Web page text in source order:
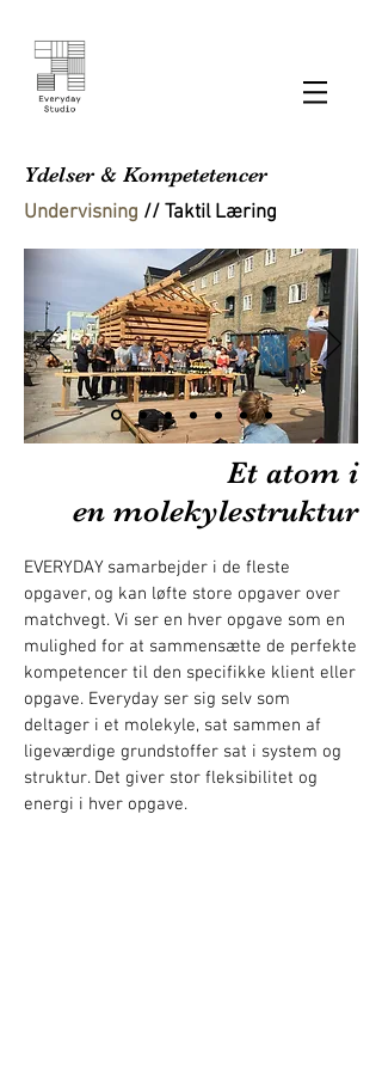
Ydelser & Kompetetencer
Undervisning // Taktil Læring
Et atom i
en molekylestruktur
EVERYDAY samarbejder i de fleste
opgaver, og kan løfte store opgaver over
matchvegt. Vi ser en hver opgave som en
mulighed for at sammensætte de perfekte
kompetencer til den specifikke klient eller
opgave. Everyday ser sig selv som
deltager i et molekyle, sat sammen af
ligeværdige grundstoffer sat i system og
struktur. Det giver stor fleksibilitet og
energi i hver opgave.